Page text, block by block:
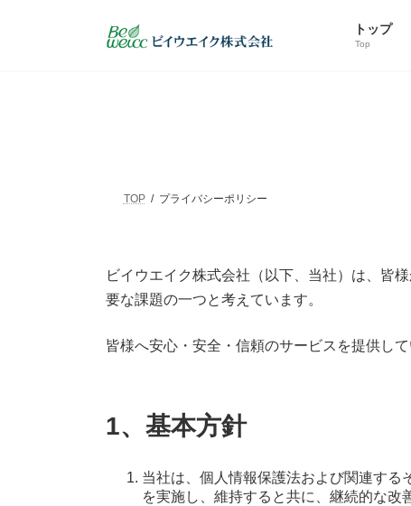
トップ
Top
TOP プライバシーポリシー
ビイウエイク株式会社（以下、当社）は、皆
要な課題の一つと考えています。
皆様へ安心・安全・信頼のサービスを提供し
1、基本方針
当社は、個人情報保護法および関連す
を実施し、維持すると共に、継続的な改